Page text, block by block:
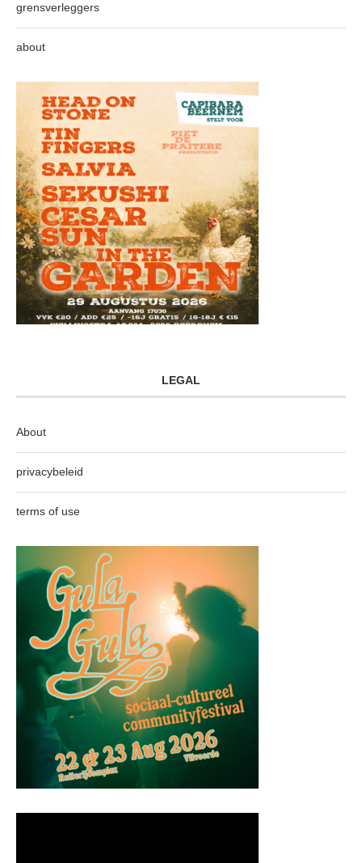
grensverleggers
about
LEGAL
About
privacybeleid
terms of use